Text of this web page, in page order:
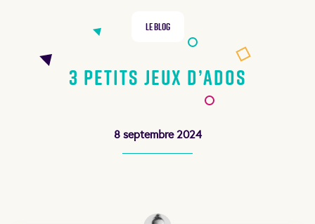
Le Blog
3 petits jeux d’ados
8 septembre 2024